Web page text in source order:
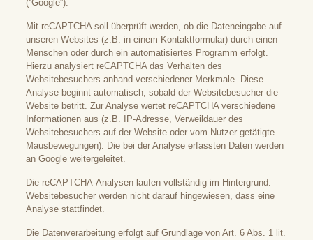
(“Google”).
Mit reCAPTCHA soll überprüft werden, ob die Dateneingabe auf
unseren Websites (z.B. in einem Kontaktformular) durch einen
Menschen oder durch ein automatisiertes Programm erfolgt.
Hierzu analysiert reCAPTCHA das Verhalten des
Websitebesuchers anhand verschiedener Merkmale. Diese
Analyse beginnt automatisch, sobald der Websitebesucher die
Website betritt. Zur Analyse wertet reCAPTCHA verschiedene
Informationen aus (z.B. IP-Adresse, Verweildauer des
Websitebesuchers auf der Website oder vom Nutzer getätigte
Mausbewegungen). Die bei der Analyse erfassten Daten werden
an Google weitergeleitet.
Die reCAPTCHA-Analysen laufen vollständig im Hintergrund.
Websitebesucher werden nicht darauf hingewiesen, dass eine
Analyse stattfindet.
Die Datenverarbeitung erfolgt auf Grundlage von Art. 6 Abs. 1 lit.